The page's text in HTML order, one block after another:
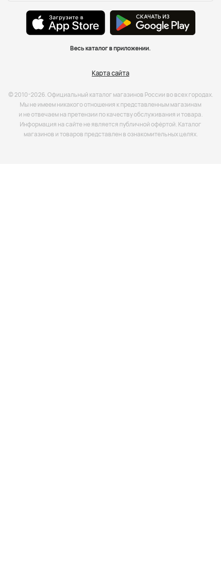
Весь каталог в приложении.
Карта сайта
© 2010-2026. Официальный каталог магазинов России во всех городах.
Мы не имеем никакого отношения к представленным магазинам
и не отвечаем на претензии по качеству обслуживания и товара.
Информация на сайте не является публичной офёртой. Каталог
магазинов и товаров представлен в ознакомительных целях.